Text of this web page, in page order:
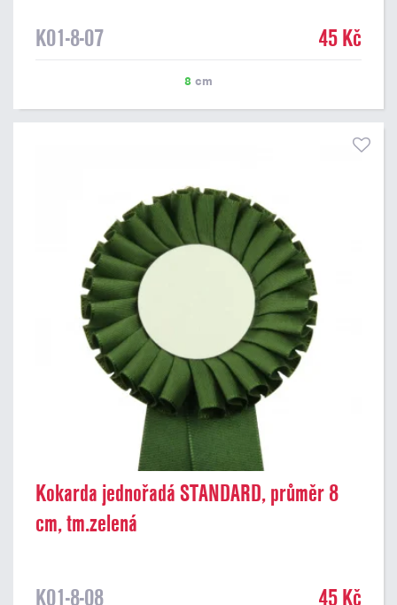
K01-8-07 45 Kč
8 cm
Kokarda jednořadá STANDARD, průměr 8
cm, tm.zelená
K01-8-08 45 Kč